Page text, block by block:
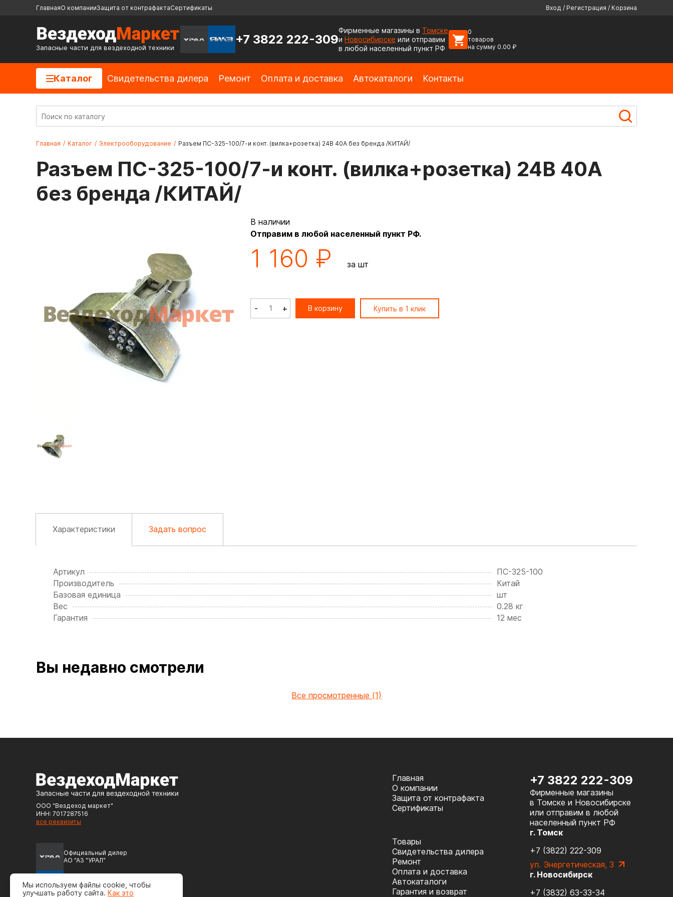
ГлавнаяО компанииЗащита от контрафактаСертификаты Вход / Регистрация / Корзина
Запасные части для вездеходной техники
+7 3822 222-309
Фирменные магазины в Томске
и Новосибирске или отправим
в любой населенный пункт РФ
0
товаров
на сумму 0.00 ₽
Каталог Cвидетельства дилера Ремонт Оплата и доставка Автокаталоги Контакты
Главная / Каталог / Электрооборудование / Разъем ПС-325-100/7-и конт. (вилка+розетка) 24В 40А без бренда /КИТАЙ/
Разъем ПС-325-100/7-и конт. (вилка+розетка) 24В 40А
без бренда /КИТАЙ/
В наличии
Отправим в любой населенный пункт РФ.
1 160 ₽ за шт
- + В корзину Купить в 1 клик
Характеристики Задать вопрос
Артикул
ПС-325-100
Производитель
Китай
Базовая единица
шт
Вес
0.28 кг
Гарантия
12 мес
Вы недавно смотрели
Все просмотренные (1)
ООО "Вездеход маркет"
ИНН: 7017287516
все реквизиты
Официальный дилер
АО "АЗ "УРАЛ"
Официальный дилер
ПАО "Автодизель" (ЯМЗ)
Главная
О компании
Защита от контрафакта
Сертификаты
Товары
Cвидетельства дилера
Ремонт
Оплата и доставка
Автокаталоги
Гарантия и возврат
+7 3822 222-309
Фирменные магазины
в Томске и Новосибирске
или отправим в любой
населенный пункт РФ
г. Томск
+7 (3822) 222-309
ул. Энергетическая, 3
г. Новосибирск
+7 (3832) 63-33-34
Мы используем файлы cookie, чтобы
улучшать работу сайта. Как это